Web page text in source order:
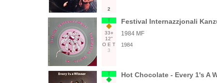
2
Т
33○
12"
О Е Т
3
Festival Internazzjonali
1984 MF
1984
Т Hot Chocolate - Every 1's A